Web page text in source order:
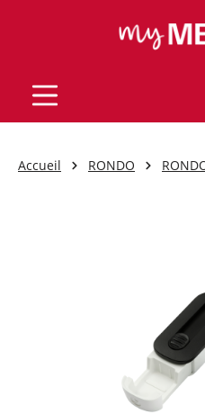
Accueil RONDO